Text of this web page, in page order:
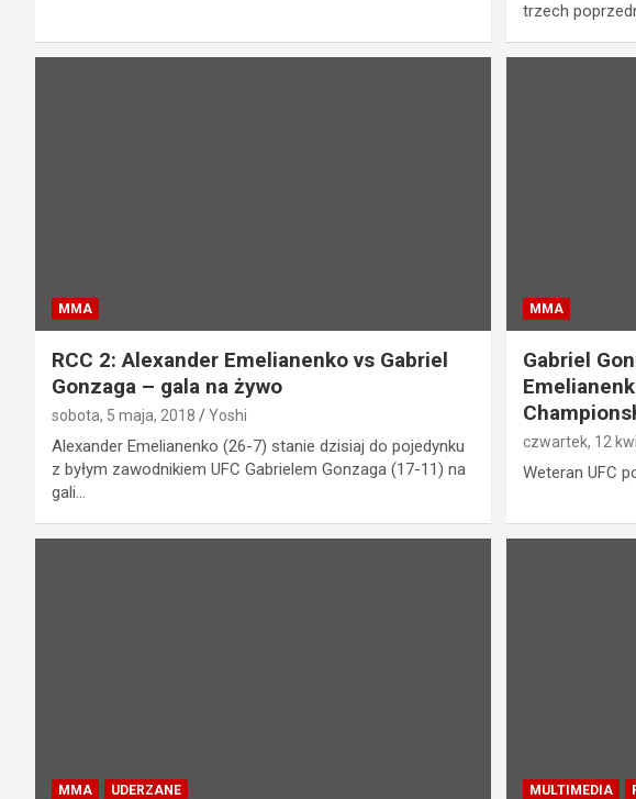
trzech
MMA
RCC 2: Alexander Emelianenko vs Gabriel
Gonzaga – gala na żywo
sobota, 5 maja, 2018 Yoshi
Alexander Emelianenko (26-7) stanie dzisiaj do pojedynku
z byłym zawodnikiem UFC Gabrielem Gonzaga (17-11) na
gali…
MMA
Gabriel
czwartek, 12
Weteran UFC
MMA UDERZANE MULTIMEDIA